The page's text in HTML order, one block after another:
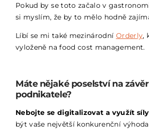
Pokud by se toto začalo v
si myslím, že by to mělo hodně
Líbí se mi také mezinárodní Orderly,
vyloženě na food cost management.
Máte nějaké poselství na
podnikatele?
Nebojte se digitalizovat a využít
být vaše největší konkurenční